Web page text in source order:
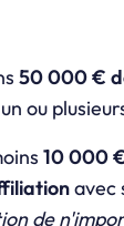
50 000 €
ou
10 000
avec
de